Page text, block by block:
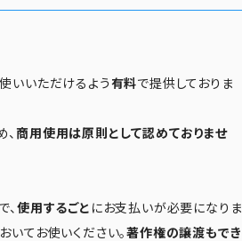
いいただけるよう有料で提供しておりま
、商用使用は原則として認めておりませ
、使用するごと にお支払いが必要になりま
いてお使いください。著作権の譲渡もでき